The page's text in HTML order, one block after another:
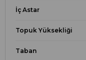
İç Astar
Topuk Yüksekliği
Taban